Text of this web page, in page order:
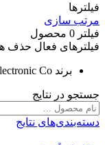
فیلترها
مرتب سازی
فیلتر 0 محصول
فیلترهای فعال حذف
برند Co
جستجو در نتایج
دسته‌بندی‌های نتایج